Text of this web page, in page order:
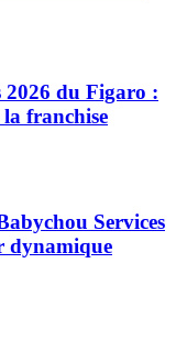
2026 du Figaro :
franchise
Services
dynamique